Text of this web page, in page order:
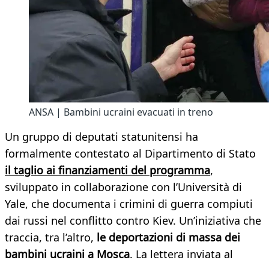
ANSA | Bambini ucraini evacuati in treno
Un gruppo di deputati statunitensi ha
formalmente contestato al Dipartimento di Stato
il taglio ai finanziamenti del programma,
sviluppato in collaborazione con l’Università di
Yale, che documenta i crimini di guerra compiuti
dai russi nel conflitto contro Kiev. Un’iniziativa che
traccia, tra l’altro, le deportazioni di massa dei
bambini ucraini a Mosca. La lettera inviata al